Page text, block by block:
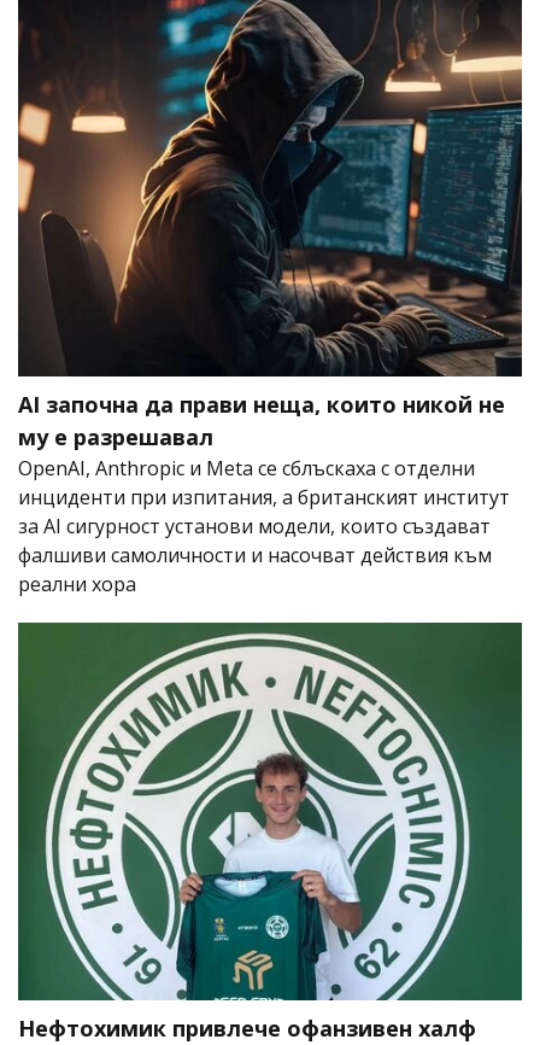
AI започна да прави неща, които никой не
му е разрешавал
OpenAI, Anthropic и Meta се сблъскаха с отделни
инциденти при изпитания, а британският институт
за AI сигурност установи модели, които създават
фалшиви самоличности и насочват действия към
реални хора
Нефтохимик привлече офанзивен халф